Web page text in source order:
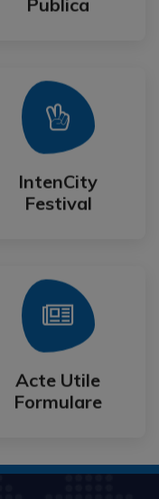
Publica
IntenCity
Festival
IntenCity
Festival
Mai Mult
Acte Utile
Formulare
Acte Utile
Formulare
Mai Mult